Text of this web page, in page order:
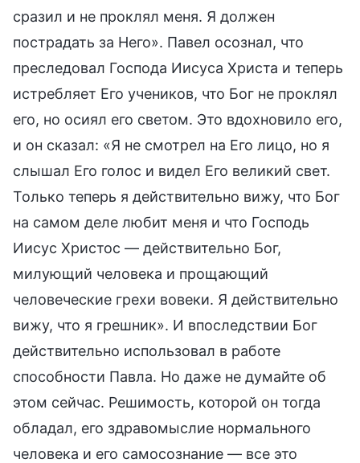
сразил и не проклял меня. Я должен
пострадать за Него». Павел осознал, что
преследовал Господа Иисуса Христа и теперь
истребляет Его учеников, что Бог не проклял
его, но осиял его светом. Это вдохновило его,
и он сказал: «Я не смотрел на Его лицо, но я
слышал Его голос и видел Его великий свет.
Только теперь я действительно вижу, что Бог
на самом деле любит меня и что Господь
Иисус Христос — действительно Бог,
милующий человека и прощающий
человеческие грехи вовеки. Я действительно
вижу, что я грешник». И впоследствии Бог
действительно использовал в работе
способности Павла. Но даже не думайте об
этом сейчас. Решимость, которой он тогда
обладал, его здравомыслие нормального
человека и его самосознание — все это